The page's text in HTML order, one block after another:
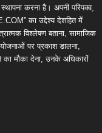
करना है। अपनी परिपक्व,
का उद्देश्य देशहित में
विश्लेषण बताना, सामाजिक
पर प्रकाश डालना,
मौका देना, उनके अधिकारों